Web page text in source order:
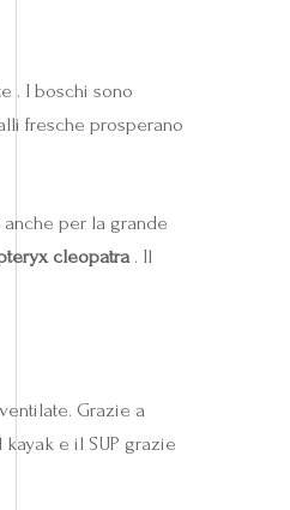
. I boschi sono
fresche prosperano
per la grande
cleopatra. Il
Grazie a
e il SUP grazie